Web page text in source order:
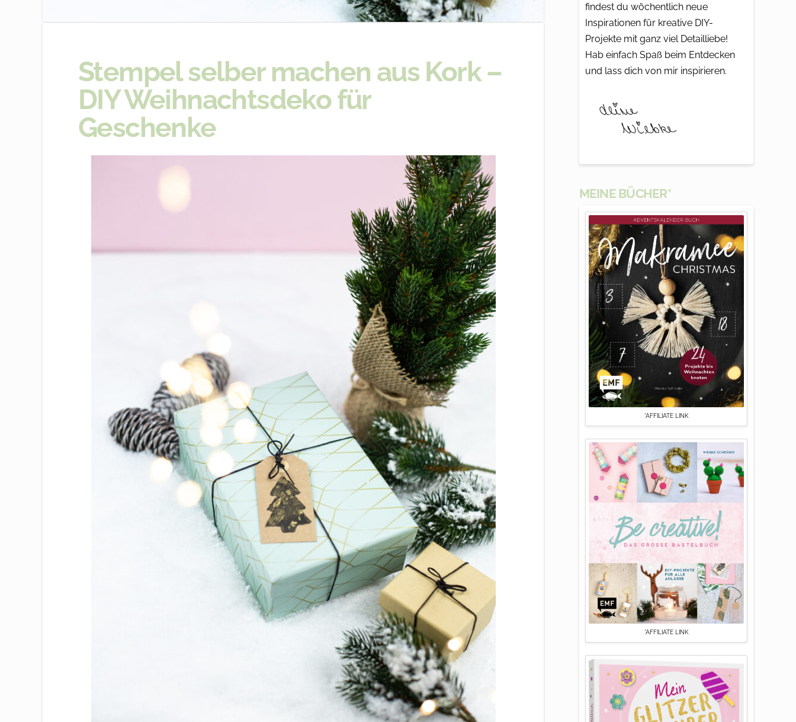
Stempel selber machen aus Kork –
DIY Weihnachtsdeko für
Geschenke
findest du wöchentlich neue
Inspirationen für kreative DIY-
Projekte mit ganz viel Detailliebe!
Hab einfach Spaß beim Entdecken
und lass dich von mir inspirieren.
MEINE BÜCHER*
*AFFILIATE LINK
*AFFILIATE LINK